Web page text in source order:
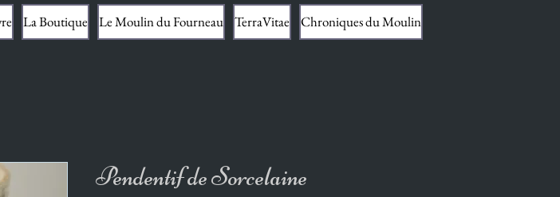
La Boutique Le Moulin du Fourneau TerraVitae Chroniques du Moulin
Pendentif de Sorcelaine